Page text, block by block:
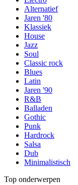
Alternatief
Jaren '80
Klassiek
House
Jazz
Soul
Classic rock
Blues
Latin
Jaren '90
R&B
Balladen
Gothic
Punk
Hardrock
Salsa
Dub
Minimalistisch
Top onderwerpen